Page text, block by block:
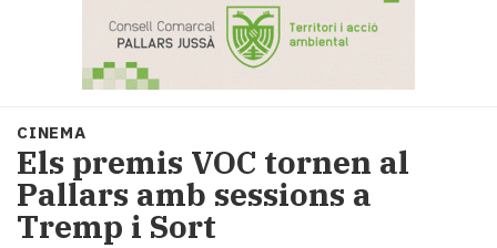
Societat
Política
i
municipis
Economia
CINEMA
​Els premis VOC tornen al
Pallars amb sessions a
Tremp i Sort